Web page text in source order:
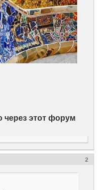
через этот форум
2